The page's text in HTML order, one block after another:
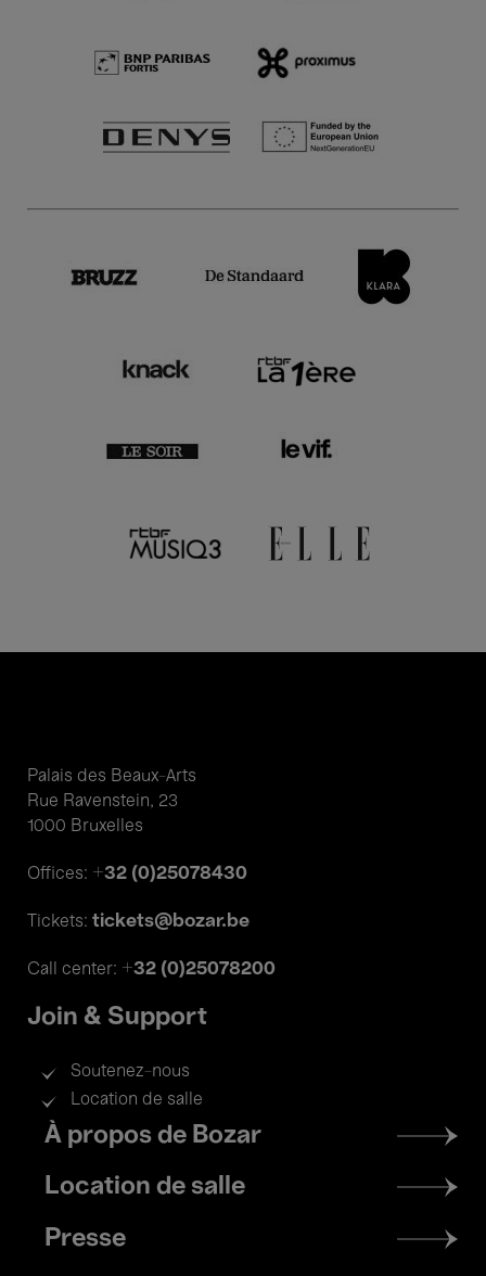
Palais des Beaux-Arts
Rue Ravenstein, 23
1000 Bruxelles
Offices: +32 (0)25078430
Tickets: tickets@bozar.be
Call center: +32 (0)25078200
Join & Support
Soutenez-nous
Location de salle
Footer
menu
À propos de Bozar
Location de salle
Presse